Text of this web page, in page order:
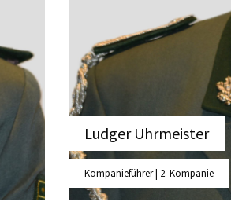
Ludger Uhrmeister
Kompanieführer | 2. Kompanie